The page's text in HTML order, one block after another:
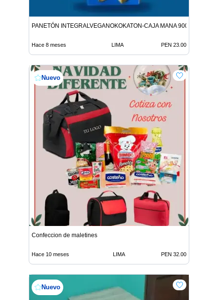
PANETÓN INTEGRALVEGANOKOKATON-CAJA MANA 900G
Hace 8 meses LIMA PEN 23.00
Nuevo
Confeccion de maletines
Hace 10 meses LIMA PEN 32.00
Nuevo